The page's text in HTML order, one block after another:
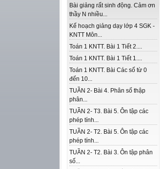
Bài giảng rất sinh động. Cảm ơn
thầy N nhiều...
Kế hoạch giảng dạy lớp 4 SGK -
KNTT Môn...
Toán 1 KNTT. Bài 1 Tiết 2....
Toán 1 KNTT. Bài 1 Tiết 1....
Toán 1 KNTT. Bài Các số từ 0
đến 10...
TUẦN 2- Bài 4. Phân số thập
phân...
TUẦN 2- T3. Bài 5. Ôn tập các
phép tính...
TUẦN 2- T2. Bài 5. Ôn tập các
phép tính...
TUẦN 2- T2. Bài 3. Ôn tập phân
số...